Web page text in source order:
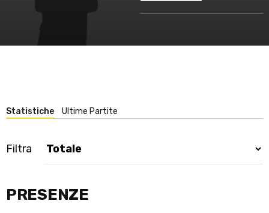
Statistiche Ultime Partite
Filtra
PRESENZE